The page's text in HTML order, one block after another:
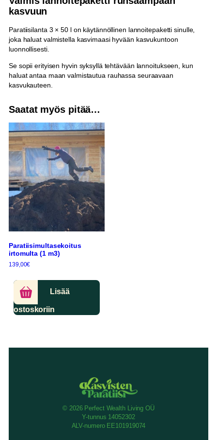
kasvuun
Paratiisilanta 3 × 50 l on käytännöllinen lannoitepaketti sinulle,
joka haluat valmistella kasvimaasi hyvään kasvukuntoon
luonnollisesti.
Se sopii erityisen hyvin syksyllä tehtävään lannoitukseen, kun
haluat antaa maan valmistautua rauhassa seuraavaan
kasvukauteen.
Saatat myös pitää…
Paratiisimultasekoitus
irtomulta (1 m3)
139,00€
Lisää
ostoskoriin
© 2026 Perfect Wealth Living OÜ
Y-tunnus 14052302
ALV-numero EE101919074